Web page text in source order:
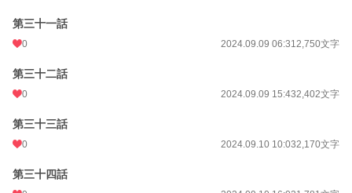
第三十一話
0 2024.09.09 06:312,750文字
第三十二話
0 2024.09.09 15:432,402文字
第三十三話
0 2024.09.10 10:032,170文字
第三十四話